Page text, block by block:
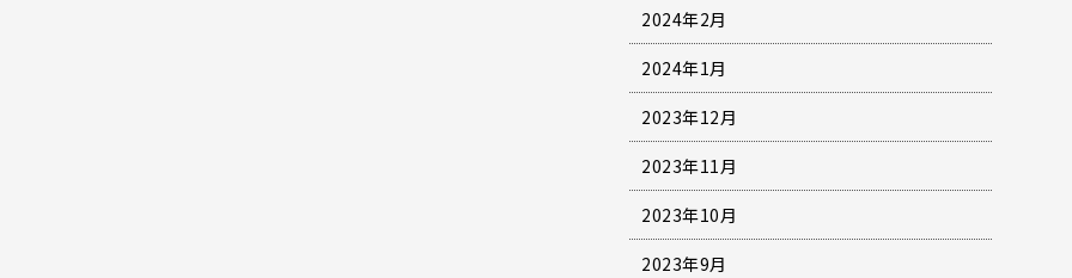
2024年2月
2024年1月
2023年12月
2023年11月
2023年10月
2023年9月